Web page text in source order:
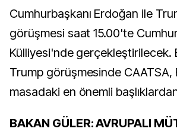
Cumhurbaşkanı Erdoğan ile
görüşmesi saat 15.00'te
Külliyesi'nde gerçekleştirilecek.
Trump görüşmesinde CAATSA,
masadaki en önemli
BAKAN GÜLER: AVRUPALI